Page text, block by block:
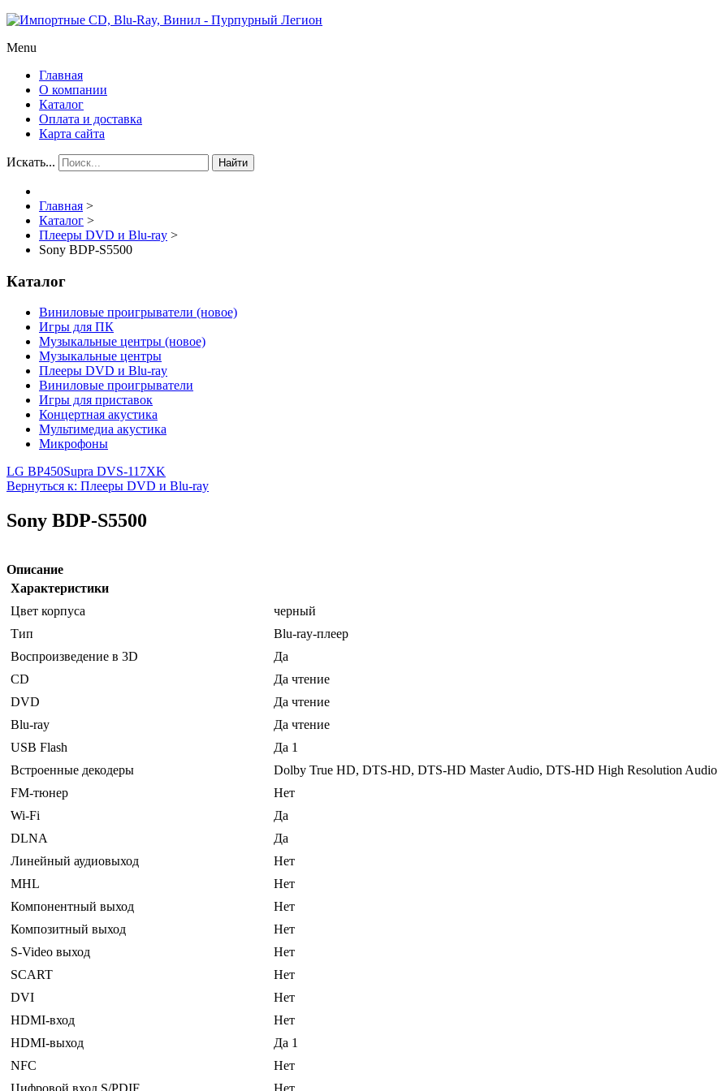
Menu
Главная
О компании
Каталог
Оплата и доставка
Карта сайта
Искать... Найти
Главная >
Каталог >
Плееры DVD и Blu-ray >
Sony BDP-S5500
Каталог
Виниловые проигрыватели (новое)
Игры для ПК
Музыкальные центры (новое)
Музыкальные центры
Плееры DVD и Blu-ray
Виниловые проигрыватели
Игры для приставок
Концертная акустика
Мультимедиа акустика
Микрофоны
LG BP450Supra DVS-117XK
Вернуться к: Плееры DVD и Blu-ray
Sony BDP-S5500
Описание
Характеристики
Цвет корпуса
черный
Тип
Blu-ray-плеер
Воспроизведение в 3D
Да
CD
Да чтение
DVD
Да чтение
Blu-ray
Да чтение
USB Flash
Да 1
Встроенные декодеры
Dolby True HD, DTS-HD, DTS-HD Master Audio, DTS-HD High Resolution Audio
FM-тюнер
Нет
Wi-Fi
Да
DLNA
Да
Линейный аудиовыход
Нет
MHL
Нет
Компонентный выход
Нет
Композитный выход
Нет
S-Video выход
Нет
SCART
Нет
DVI
Нет
HDMI-вход
Нет
HDMI-выход
Да 1
NFC
Нет